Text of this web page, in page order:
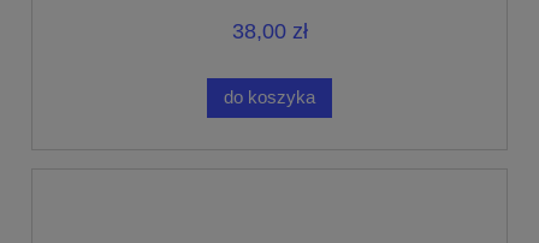
38,00 zł
do koszyka